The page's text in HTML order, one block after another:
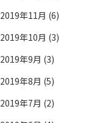
2019年11月 (6)
2019年10月 (3)
2019年9月 (3)
2019年8月 (5)
2019年7月 (2)